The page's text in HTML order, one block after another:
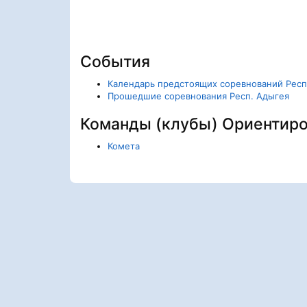
События
Календарь предстоящих соревнований
Прошедшие соревнования Респ. Адыгея
Команды (клубы)
Комета